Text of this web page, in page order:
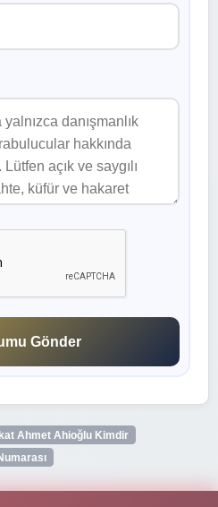
Gönder
Ahmet Ahioğlu Kimdir